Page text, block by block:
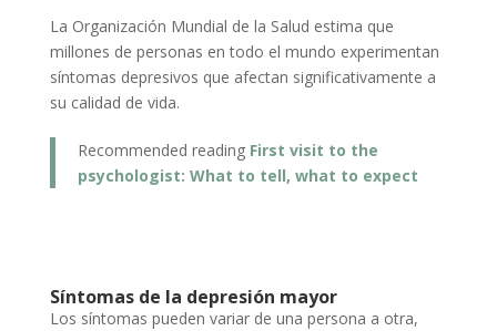
La Organización Mundial de la Salud estima que
millones de personas en todo el mundo experimentan
síntomas depresivos que afectan significativamente a
su calidad de vida.
Recommended reading First visit to the
psychologist: What to tell, what to expect
Síntomas de la depresión mayor
Los síntomas pueden variar de una persona a otra,